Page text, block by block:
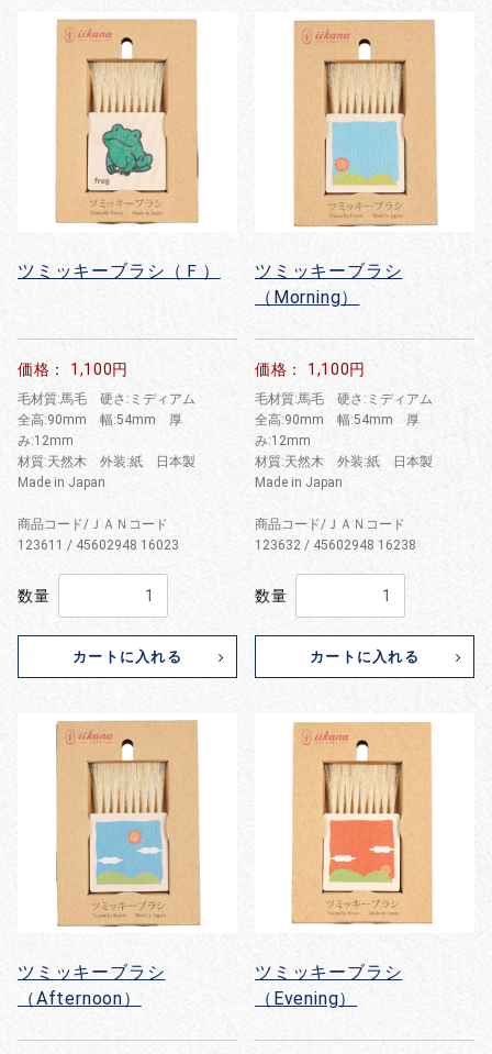
ツミッキーブラシ（Ｆ）
価格： 1,100円
毛材質:馬毛 硬さ:ミディアム
全高:90mm 幅:54mm 厚
み:12mm
材質:天然木 外装:紙 日本製
Made in Japan
商品コード/ＪＡＮコード
123611 / 45602948 16023
数量
カートに入れる
ツミッキーブラシ
（Morning）
価格： 1,100円
毛材質:馬毛 硬さ:ミディアム
全高:90mm 幅:54mm 厚
み:12mm
材質:天然木 外装:紙 日本製
Made in Japan
商品コード/ＪＡＮコード
123632 / 45602948 16238
数量
カートに入れる
ツミッキーブラシ
（Afternoon）
ツミッキーブラシ
（Evening）